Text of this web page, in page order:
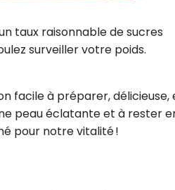
taux raisonnable de sucres
surveiller votre poids.
facile à préparer, délicieuse,
peau éclatante et à rester
pour notre vitalité !